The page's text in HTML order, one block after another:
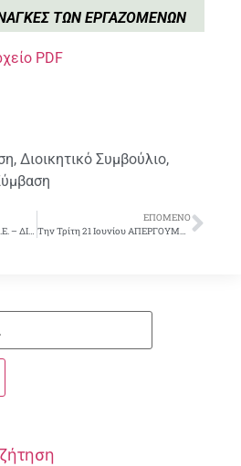
ΤΩΝ ΕΡΓΑΖΟΜΕΝΩΝ
PDF
, Διοικητικό Συμβούλιο,
Δεύτερη συνάντηση Σ.Υ.Ε.Τ.Ε. – ΔΙΟΙΚΗΣΗΣ για τη νέα Επιχειρησιακή Σύμβαση
ΕΠΌΜΕΝΟ
Την Τρίτη 21 Ιουνίου ΑΠΕΡΓΟΥΜΕ ΟΛΟΙ ! ΔΕΝ ΕΡΓΑΖΕΤΑΙ ΚΑΝΕΙΣ !